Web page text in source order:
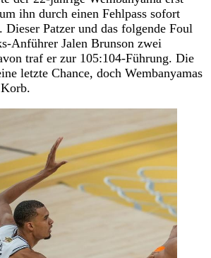
ihn durch einen Fehlpass sofort
Patzer und das folgende Foul
Anführer Jalen Brunson zwei
traf er zur 105:104-Führung. Die
letzte Chance, doch Wembanyamas